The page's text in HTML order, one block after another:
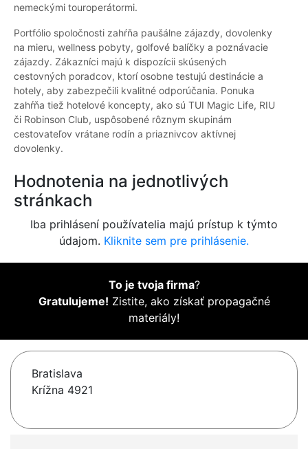
nemeckými touroperátormi.
Portfólio spoločnosti zahŕňa paušálne zájazdy, dovolenky
na mieru, wellness pobyty, golfové balíčky a poznávacie
zájazdy. Zákazníci majú k dispozícii skúsených
cestovných poradcov, ktorí osobne testujú destinácie a
hotely, aby zabezpečili kvalitné odporúčania. Ponuka
zahŕňa tiež hotelové koncepty, ako sú TUI Magic Life, RIU
či Robinson Club, uspôsobené rôznym skupinám
cestovateľov vrátane rodín a priaznivcov aktívnej
dovolenky.
Hodnotenia na jednotlivých
stránkach
Iba prihlásení používatelia majú prístup k týmto
údajom. Kliknite sem pre prihlásenie.
To je tvoja firma?
Gratulujeme! Zistite, ako získať propagačné
materiály!
Bratislava
Krížna 4921